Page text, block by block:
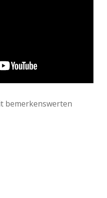
bemerkenswerten